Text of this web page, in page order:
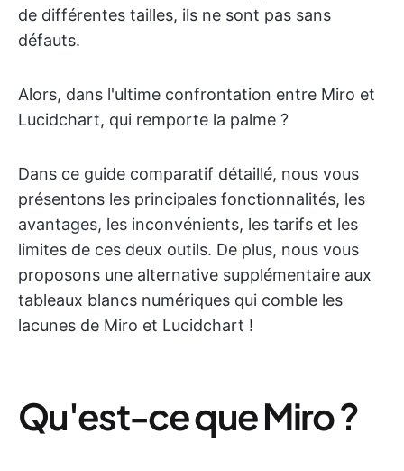
de différentes tailles, ils ne sont pas sans
défauts.
Alors, dans l'ultime confrontation entre Miro et
Lucidchart, qui remporte la palme ?
Dans ce guide comparatif détaillé, nous vous
présentons les principales fonctionnalités, les
avantages, les inconvénients, les tarifs et les
limites de ces deux outils. De plus, nous vous
proposons une alternative supplémentaire aux
tableaux blancs numériques qui comble les
lacunes de Miro et Lucidchart !
Qu'est-ce que Miro ?